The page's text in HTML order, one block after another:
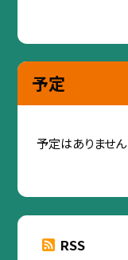
予定
予定はありません
RSS